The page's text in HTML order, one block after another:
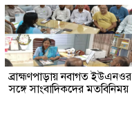
ব্রাহ্মণপাড়ায় নবাগত ইউএনওর
সঙ্গে সাংবাদিকদের মতবিনিময়